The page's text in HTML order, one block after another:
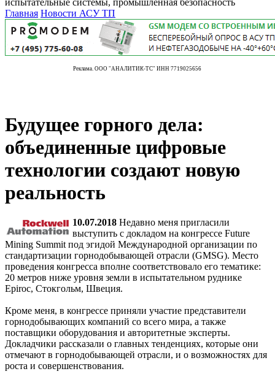
испытательные системы, промышленная безопасность
Главная Новости АСУ ТП
Реклама. ООО "АНАЛИТИК-ТС" ИНН 7719025656
Будущее горного дела:
объединенные цифровые
технологии создают новую
реальность
10.07.2018 Недавно меня пригласили
выступить с докладом на конгрессе Future
Mining Summit под эгидой Международной организации по
стандартизации горнодобывающей отрасли (GMSG). Место
проведения конгресса вполне соответствовало его тематике:
20 метров ниже уровня земли в испытательном руднике
Epiroc, Стокгольм, Швеция.
Кроме меня, в конгрессе приняли участие представители
горнодобывающих компаний со всего мира, а также
поставщики оборудования и авторитетные эксперты.
Докладчики рассказали о главных тенденциях, которые они
отмечают в горнодобывающей отрасли, и о возможностях для
роста и совершенствования.